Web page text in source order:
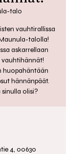
talo
vauhtirallissa
talolla!
askarrellaan
huopahäntään
hännänpäät.
olisi?
4, 00630